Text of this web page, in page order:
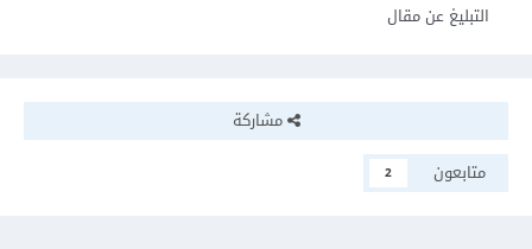
التبليغ عن مقال
مشاركة
متابعون
2